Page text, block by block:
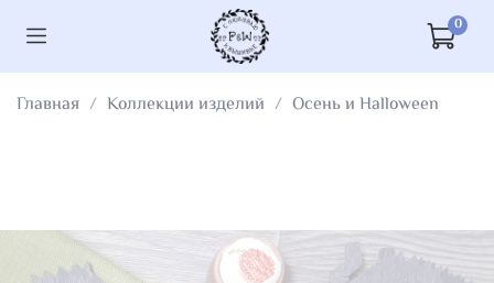
0
Главная Коллекции изделий Осень и Halloween